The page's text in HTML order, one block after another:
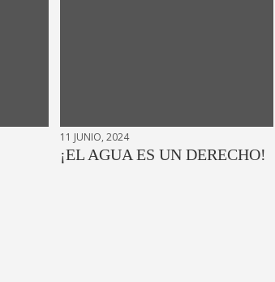
11 JUNIO, 2024
¡EL AGUA ES UN DERECHO!